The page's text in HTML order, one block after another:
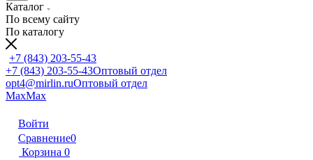
Каталог
По всему сайту
По каталогу
+7 (843) 203-55-43
+7 (843) 203-55-43Оптовый отдел
opt4@mirlin.ruОптовый отдел
MaxMax
Войти
Сравнение0
Корзина 0